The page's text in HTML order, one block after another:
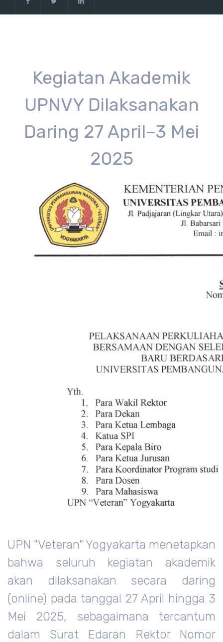
Kegiatan Akademik
UPNVY Dilaksanakan
Daring 27 April–3 Mei
2025
UPN "Veteran" Yogyakarta menetapkan
bahwa seluruh kegiatan akademik
akan dilaksanakan secara daring
(online) pada tanggal 27 April hingga 3
Mei 2025, sebagaimana tercantum
dalam Surat Edaran Rektor Nomor